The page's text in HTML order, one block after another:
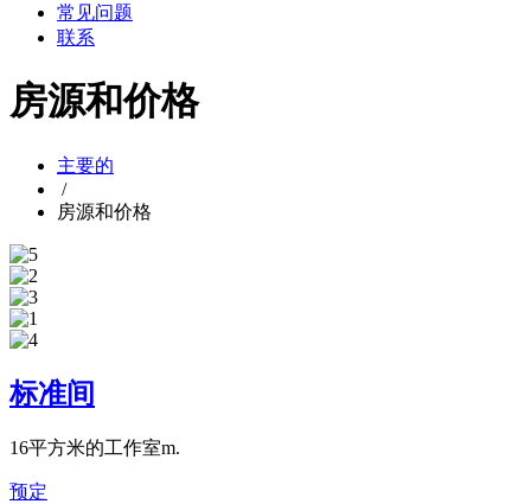
常见问题
联系
房源和价格
主要的
/
房源和价格
标准间
16平方米的工作室m.
预定